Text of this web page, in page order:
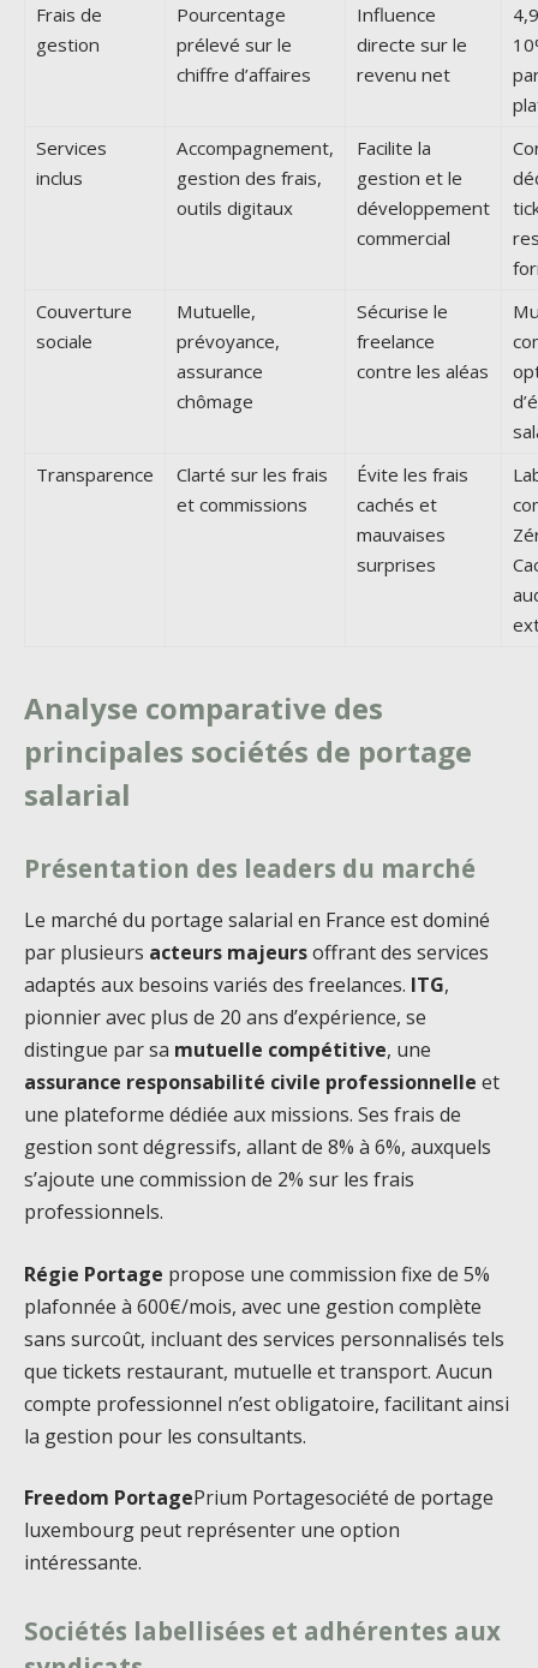
Frais de
gestion
Pourcentage
prélevé sur le
chiffre d’affaires
Influence
directe sur le
revenu net
Services
inclus
Accompagnement,
gestion des frais,
outils digitaux
Facilite la
gestion et le
développement
commercial
Couverture
sociale
Mutuelle,
prévoyance,
assurance
chômage
Sécurise le
freelance
contre les aléas
Transparence
Clarté sur les frais
et commissions
Évite les frais
cachés et
mauvaises
surprises
Analyse comparative des
principales sociétés de portage
salarial
Présentation des leaders du marché
Le marché du portage salarial en France est dominé
par plusieurs acteurs majeursoffrant des services
adaptés aux besoins variés des freelances. ITG,
pionnier avec plus de 20 ans d’expérience, se
distingue par sa mutuelle compétitive, une
assurance responsabilité civile professionnelle et
une plateforme dédiée aux missions. Ses frais de
gestion sont dégressifs, allant de 8% à 6%, auxquels
s’ajoute une commission de 2% sur les frais
professionnels.
Régie Portage propose une commission fixe de 5%
plafonnée à 600€/mois, avec une gestion complète
sans surcoût, incluant des services personnalisés tels
que tickets restaurant, mutuelle et transport. Aucun
compte professionnel n’est obligatoire, facilitant ainsi
la gestion pour les consultants.
Freedom PortagePrium Portagesociété de portage
luxembourg peut représenter une option
intéressante.
Sociétés labellisées et adhérentes aux